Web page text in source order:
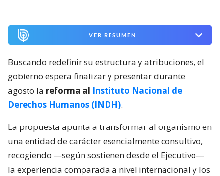
VER RESUMEN
Buscando redefinir su estructura y atribuciones, el
gobierno espera finalizar y presentar durante
agosto la reforma al Instituto Nacional de
Derechos Humanos (INDH).
La propuesta apunta a transformar al organismo en
una entidad de carácter esencialmente consultivo,
recogiendo —según sostienen desde el Ejecutivo—
la experiencia comparada a nivel internacional y los